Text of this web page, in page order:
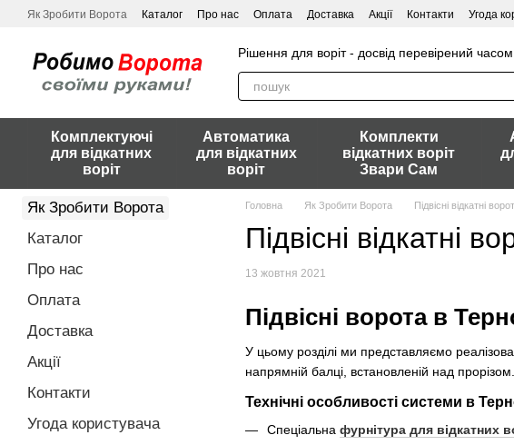
Перейти до основного контенту
Як Зробити Ворота Каталог Про нас Оплата Доставка Акції Контакти Угода
Рішення для воріт - досвід перевірений часом
Комплектуючі
для відкатних
воріт
Автоматика
для відкатних
воріт
Комплекти
відкатних воріт
Звари Сам
Головна Як Зробити Ворота Підвісні відкатні
Підвісні відкатні
13 жовтня 2021
Підвісні ворота в
У цьому розділі ми представляємо
напрямній балці, встановленій над
Технічні особливості системи в
Спеціальна фурнітура для відкатних
Як Зробити Ворота
Каталог
Про нас
Оплата
Доставка
Акції
Контакти
Угода користувача